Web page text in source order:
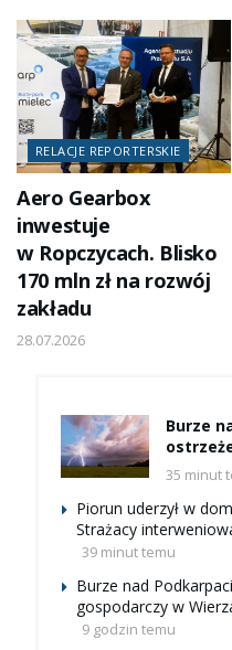
RELACJE REPORTERSKIE
Aero Gearbox
inwestuje
w Ropczycach. Blisko
170 mln zł na rozwój
zakładu
28.07.2026
Burze
35 minut
Piorun uderzył w
Strażacy
39 minut temu
Burze nad
gospodarczy w
9 godzin temu